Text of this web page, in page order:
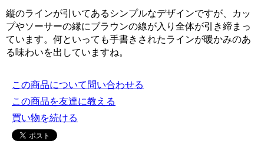
縦のラインが引いてあるシンプルなデザインですが、カッ
プやソーサーの縁にブラウンの線が入り全体が引き締まっ
ています。何といっても手書きされたラインが暖かみのあ
る味わいを出していますね。
この商品について問い合わせる
この商品を友達に教える
買い物を続ける